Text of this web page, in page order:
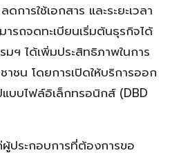
ารใช้เอกสาร และระยะเวลา
รถจดทะเบียนเริ่มต้นธุรกิจได้
ฯ ได้เพิ่มประสิทธิภาพในการ
ชน โดยการเปิดให้บริการออก
บบไฟล์อิเล็กทรอนิกส์ (DBD
ประกอบการที่ต้องการขอ